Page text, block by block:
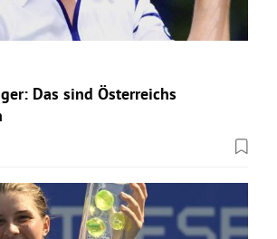
Das sind Österreichs